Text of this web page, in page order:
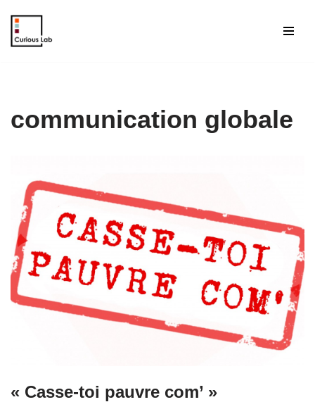
Aller
communication globale
« Casse-toi pauvre com’ »